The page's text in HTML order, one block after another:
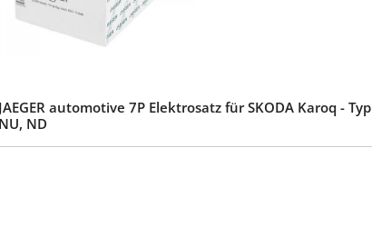
JAEGER automotive 7P Elektrosatz für SKODA Karoq - Typ
NU, ND